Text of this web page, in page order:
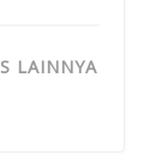
LAINNYA